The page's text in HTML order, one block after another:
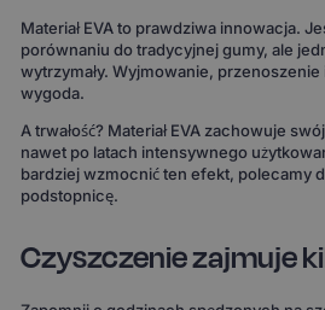
Materiał EVA to prawdziwa innowacja.
porównaniu do tradycyjnej gumy, ale
wytrzymały. Wyjmowanie,
wygoda.
A trwałość? Materiał EVA zachowuje
nawet po latach intensywnego
bardziej wzmocnić ten efekt, polecamy
podstopnicę.
Czyszczenie zajmuje